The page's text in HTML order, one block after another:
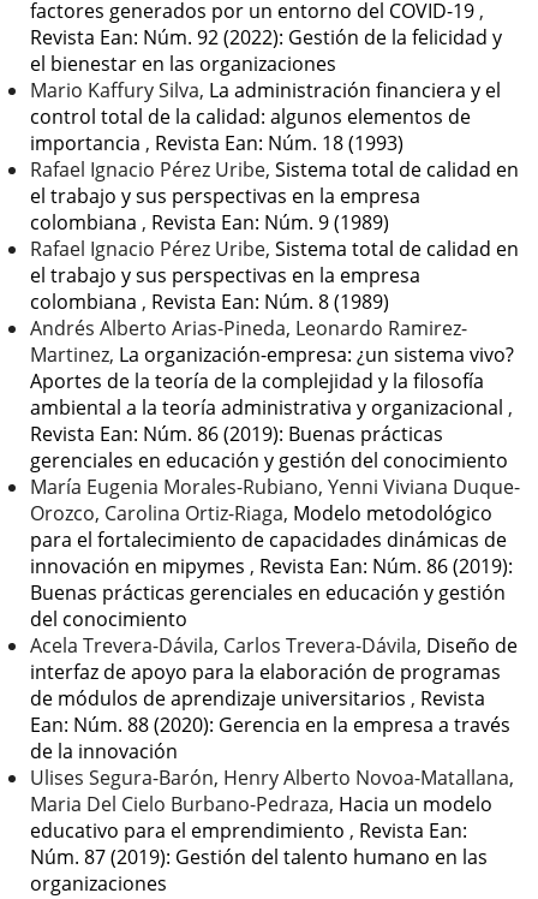
factores generados por un entorno del COVID-19 ,
Revista Ean: Núm. 92 (2022): Gestión de la felicidad y
el bienestar en las organizaciones
Mario Kaffury Silva, La administración financiera y el
control total de la calidad: algunos elementos de
importancia , Revista Ean: Núm. 18 (1993)
Rafael Ignacio Pérez Uribe, Sistema total de calidad en
el trabajo y sus perspectivas en la empresa
colombiana , Revista Ean: Núm. 9 (1989)
Rafael Ignacio Pérez Uribe, Sistema total de calidad en
el trabajo y sus perspectivas en la empresa
colombiana , Revista Ean: Núm. 8 (1989)
Andrés Alberto Arias-Pineda, Leonardo Ramirez-
Martinez, La organización-empresa: ¿un sistema vivo?
Aportes de la teoría de la complejidad y la filosofía
ambiental a la teoría administrativa y organizacional ,
Revista Ean: Núm. 86 (2019): Buenas prácticas
gerenciales en educación y gestión del conocimiento
María Eugenia Morales-Rubiano, Yenni Viviana Duque-
Orozco, Carolina Ortiz-Riaga, Modelo metodológico
para el fortalecimiento de capacidades dinámicas de
innovación en mipymes , Revista Ean: Núm. 86 (2019):
Buenas prácticas gerenciales en educación y gestión
del conocimiento
Acela Trevera-Dávila, Carlos Trevera-Dávila, Diseño de
interfaz de apoyo para la elaboración de programas
de módulos de aprendizaje universitarios , Revista
Ean: Núm. 88 (2020): Gerencia en la empresa a través
de la innovación
Ulises Segura-Barón, Henry Alberto Novoa-Matallana,
Maria Del Cielo Burbano-Pedraza, Hacia un modelo
educativo para el emprendimiento , Revista Ean:
Núm. 87 (2019): Gestión del talento humano en las
organizaciones